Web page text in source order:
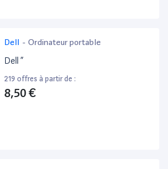
Dell - Ordinateur portable
Dell ”
219 offres à partir de :
8,50 €